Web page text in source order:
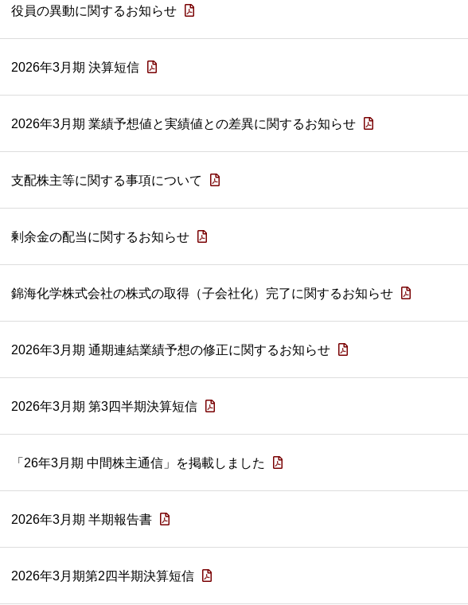
役員の異動に関するお知らせ
2026年3月期 決算短信
2026年3月期 業績予想値と実績値との差異に関するお知らせ
支配株主等に関する事項について
剰余金の配当に関するお知らせ
錦海化学株式会社の株式の取得（子会社化）完了に関するお知らせ
2026年3月期 通期連結業績予想の修正に関するお知らせ
2026年3月期 第3四半期決算短信
「26年3月期 中間株主通信」を掲載しました
2026年3月期 半期報告書
2026年3月期第2四半期決算短信